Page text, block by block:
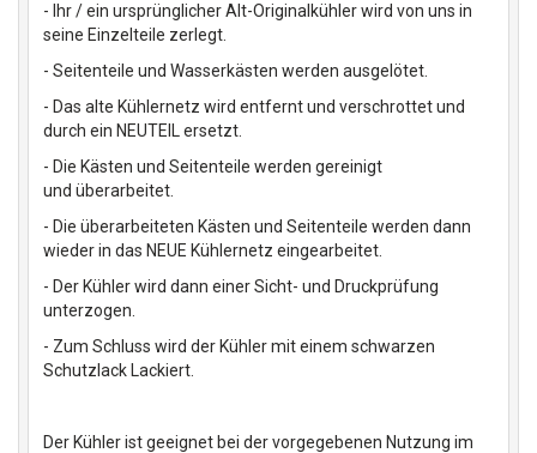
- Ihr / ein ursprünglicher Alt-Originalkühler wird von uns in
seine Einzelteile zerlegt.
- Seitenteile und Wasserkästen werden ausgelötet.
- Das alte Kühlernetz wird entfernt und verschrottet und
durch ein NEUTEIL ersetzt.
- Die Kästen und Seitenteile werden gereinigt
und überarbeitet.
- Die überarbeiteten Kästen und Seitenteile werden dann
wieder in das NEUE Kühlernetz eingearbeitet.
- Der Kühler wird dann einer Sicht- und Druckprüfung
unterzogen.
- Zum Schluss wird der Kühler mit einem schwarzen
Schutzlack Lackiert.
Der Kühler ist geeignet bei der vorgegebenen Nutzung im